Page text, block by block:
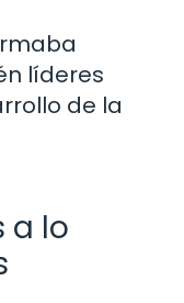
líderes
de la
a lo